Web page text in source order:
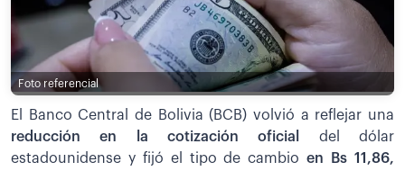
Foto referencial
El Banco Central de Bolivia (BCB) volvió a reflejar una
reducción en la cotización oficial
del dólar
estadounidense y fijó el tipo de cambio en Bs 11,86,